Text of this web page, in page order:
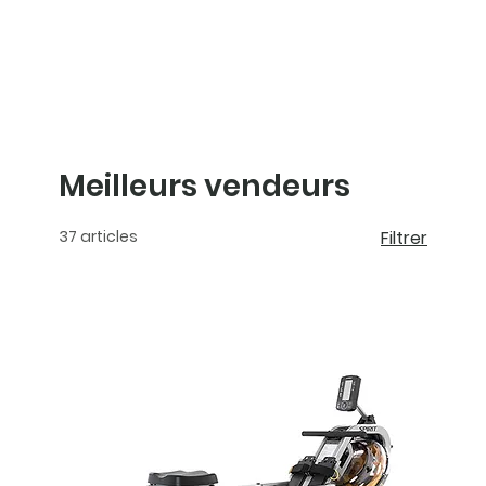
Meilleurs vendeurs
37 articles Filtrer